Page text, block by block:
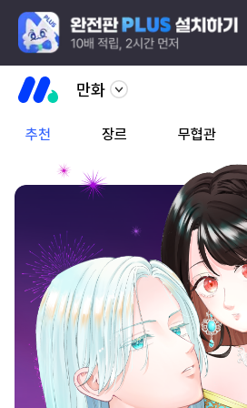
만화
추천 장르 무협관